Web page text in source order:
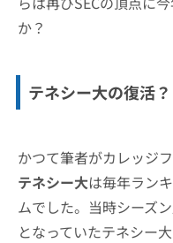
か？
テネシー大の復活？
かつて筆者がカレッジ
テネシー大は毎年ラン
ムでした。当時シーズ
となっていたテネシー